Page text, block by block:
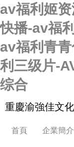
av福利姬
快播-av福
av福利青
利三级片-
综合
重慶渝強佳文
首頁 企業簡介